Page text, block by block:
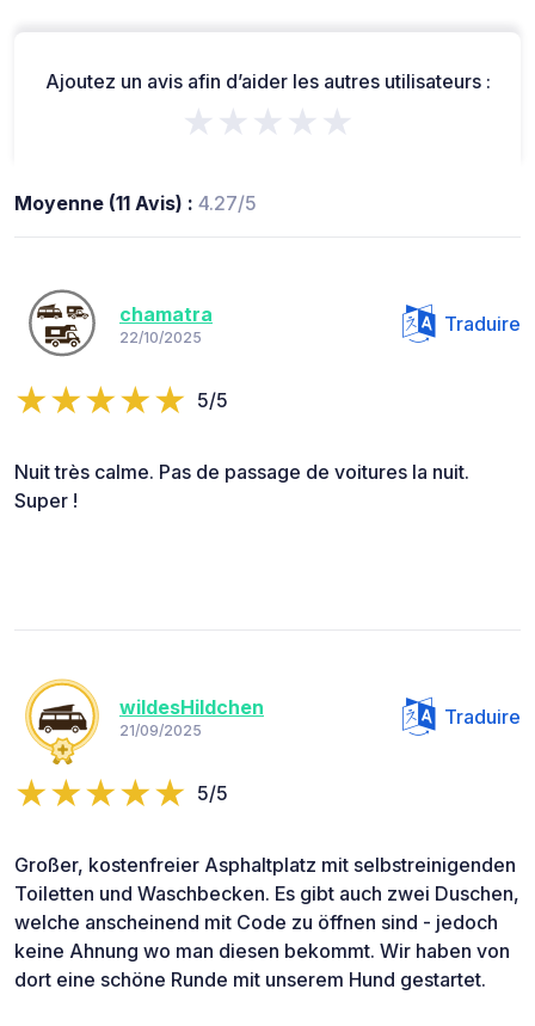
Ajoutez un avis afin d’aider les autres utilisateurs :
★★★★★
Moyenne (11 Avis) : 4.27/5
chamatra
22/10/2025
Traduire
5/5
Nuit très calme. Pas de passage de voitures la nuit.
Super !
wildesHildchen
21/09/2025
Traduire
5/5
Großer, kostenfreier Asphaltplatz mit selbstreinigenden
Toiletten und Waschbecken. Es gibt auch zwei Duschen,
welche anscheinend mit Code zu öffnen sind - jedoch
keine Ahnung wo man diesen bekommt. Wir haben von
dort eine schöne Runde mit unserem Hund gestartet.